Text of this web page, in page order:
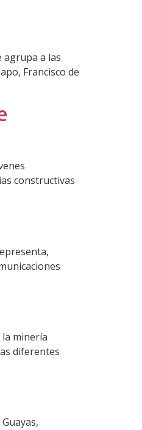
agrupa a las
Francisco de
constructivas
minería
diferentes